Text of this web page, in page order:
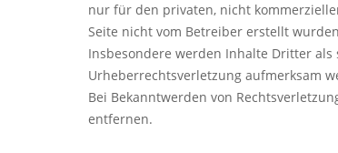
nur für den privaten, nicht
Seite nicht vom Betreiber erstellt
Insbesondere werden Inhalte Dritter
Urheberrechtsverletzung aufmerksam
Bei Bekanntwerden von
entfernen.